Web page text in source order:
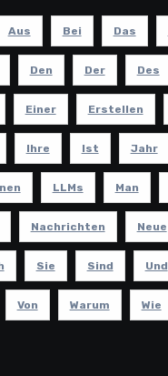
Aus Bei Das
Den Der Des
Einer Erstellen
Ihre Ist Jahr
LLMs Man
Nachrichten Neue
Sie Sind Und
Von Warum Wie